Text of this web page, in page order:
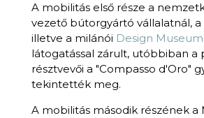
A mobilitás első része a
vezető bútorgyártó vállalatnál, a
illetve a milánói Design Museum
látogatással zárult, utóbbiban a
résztvevői a "Compasso d'Oro"
tekintették meg.
A mobilitás második részének a